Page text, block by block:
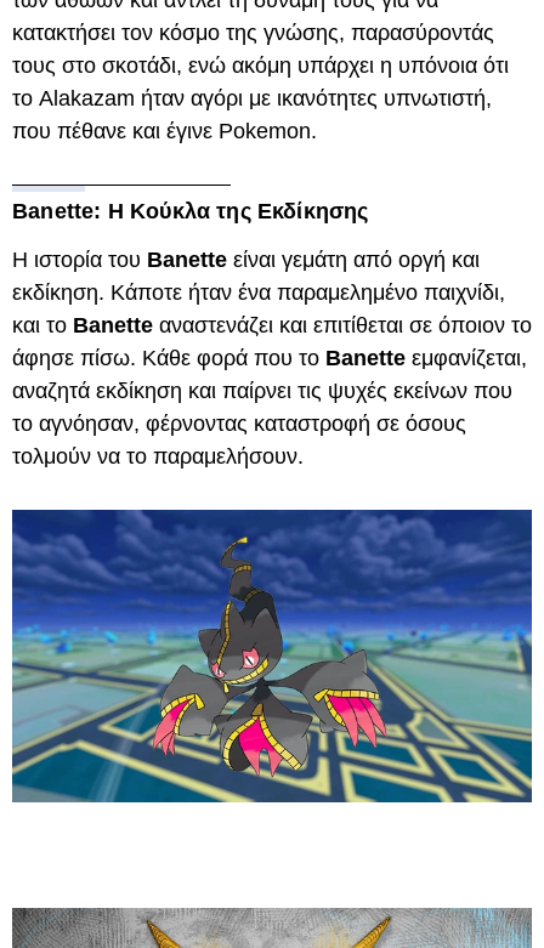
κατακτήσει τον κόσμο της γνώσης, παρασύροντάς
τους στο σκοτάδι, ενώ ακόμη υπάρχει η υπόνοια ότι
το Alakazam ήταν αγόρι με ικανότητες υπνωτιστή,
που πέθανε και έγινε Pokemon.
Banette: Η Κούκλα της Εκδίκησης
Η ιστορία του Banette είναι γεμάτη από οργή και
εκδίκηση. Κάποτε ήταν ένα παραμελημένο παιχνίδι,
και το Banette αναστενάζει και επιτίθεται σε όποιον το
άφησε πίσω. Κάθε φορά που το Banette εμφανίζεται,
αναζητά εκδίκηση και παίρνει τις ψυχές εκείνων που
το αγνόησαν, φέρνοντας καταστροφή σε όσους
τολμούν να το παραμελήσουν.